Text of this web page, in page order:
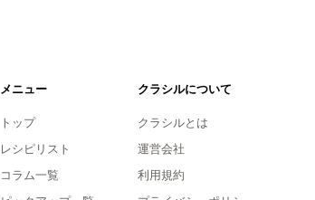
メニュー
トップ
レシピリスト
コラム一覧
クラシルについて
クラシルとは
運営会社
利用規約